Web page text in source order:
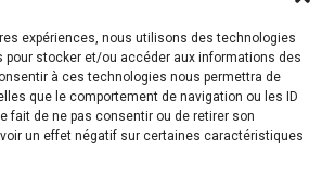
expériences, nous utilisons des technologies
pour stocker et/ou accéder aux informations des
à ces technologies nous permettra de
que le comportement de navigation ou les ID
fait de ne pas consentir ou de retirer son
un effet négatif sur certaines caractéristiques
la newsletter